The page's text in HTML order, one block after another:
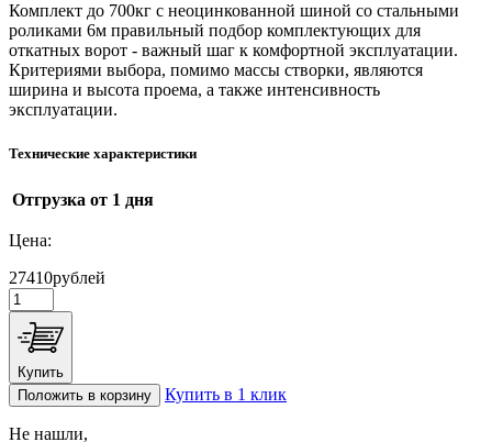
Комплект до 700кг с неоцинкованной шиной со стальными
роликами 6м правильный подбор комплектующих для
откатных ворот - важный шаг к комфортной эксплуатации.
Критериями выбора, помимо массы створки, являются
ширина и высота проема, а также интенсивность
эксплуатации.
Технические характеристики
Отгрузка от 1 дня
Цена:
27410рублей
Купить
Положить в корзину
Купить в 1 клик
Не нашли,